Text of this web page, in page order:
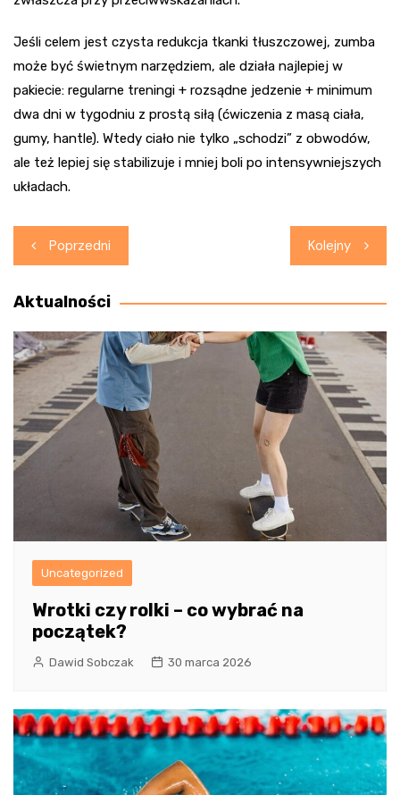
Jeśli celem jest czysta redukcja tkanki tłuszczowej, zumba
może być świetnym narzędziem, ale działa najlepiej w
pakiecie: regularne treningi + rozsądne jedzenie + minimum
dwa dni w tygodniu z prostą siłą (ćwiczenia z masą ciała,
gumy, hantle). Wtedy ciało nie tylko „schodzi” z obwodów,
ale też lepiej się stabilizuje i mniej boli po intensywniejszych
układach.
Nawigacja
wpisu
Poprzedni Kolejny
Aktualności
Uncategorized
Wrotki czy rolki – co wybrać na
początek?
Dawid Sobczak 30 marca 2026